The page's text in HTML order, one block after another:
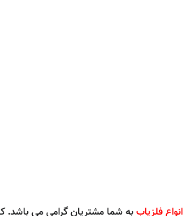
فلزیاببه شما مشتریان گرامی می باشد.